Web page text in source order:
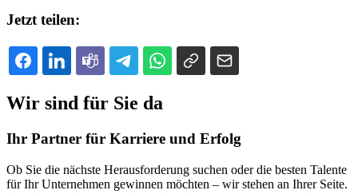
Jetzt teilen:
Wir sind für Sie da
Ihr Partner für Karriere und Erfolg
Ob Sie die nächste Herausforderung suchen oder die besten Talente
für Ihr Unternehmen gewinnen möchten – wir stehen an Ihrer Seite.